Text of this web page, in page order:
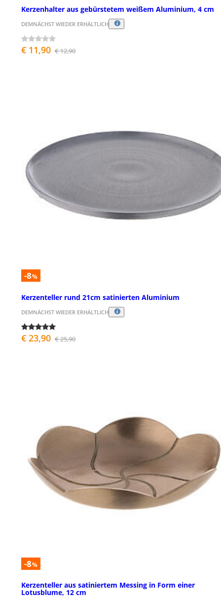
Kerzenhalter aus gebürstetem weißem Aluminium, 4 cm
DEMNÄCHST WIEDER ERHÄLTLICH
€ 11,90 € 12,90
-8%
Kerzenteller rund 21cm satinierten Aluminium
DEMNÄCHST WIEDER ERHÄLTLICH
€ 23,90 € 25,90
-8%
Kerzenteller aus satiniertem Messing in Form einer
Lotusblume, 12 cm